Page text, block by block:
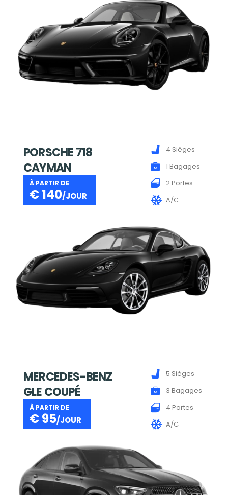
PORSCHE 718
CAYMAN
À PARTIR DE
€140/JOUR
4 Sièges
1 Bagages
2 Portes
A/C
MERCEDES-BENZ
GLE COUPÉ
À PARTIR DE
€95/JOUR
5 Sièges
3 Bagages
4 Portes
A/C